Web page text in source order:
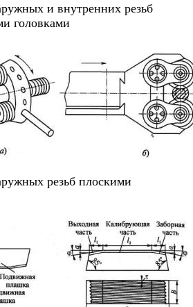
и внутренних резьб
головками
резьб плоскими